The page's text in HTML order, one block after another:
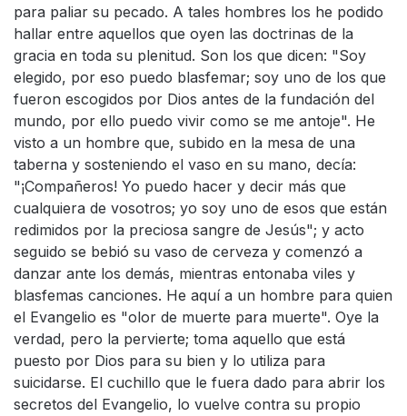
para paliar su pecado. A tales hombres los he podido
hallar entre aquellos que oyen las doctrinas de la
gracia en toda su plenitud. Son los que dicen: "Soy
elegido, por eso puedo blasfemar; soy uno de los que
fueron escogidos por Dios antes de la fundación del
mundo, por ello puedo vivir como se me antoje". He
visto a un hombre que, subido en la mesa de una
taberna y sosteniendo el vaso en su mano, decía:
"¡Compañeros! Yo puedo hacer y decir más que
cualquiera de vosotros; yo soy uno de esos que están
redimidos por la preciosa sangre de Jesús"; y acto
seguido se bebió su vaso de cerveza y comenzó a
danzar ante los demás, mientras entonaba viles y
blasfemas canciones. He aquí a un hombre para quien
el Evangelio es "olor de muerte para muerte". Oye la
verdad, pero la pervierte; toma aquello que está
puesto por Dios para su bien y lo utiliza para
suicidarse. El cuchillo que le fuera dado para abrir los
secretos del Evangelio, lo vuelve contra su propio